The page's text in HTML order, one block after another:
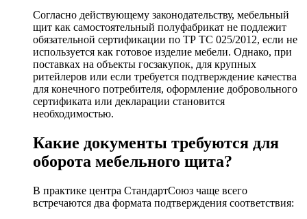
Согласно действующему законодательству, мебельный
щит как самостоятельный полуфабрикат не подлежит
обязательной сертификации по ТР ТС 025/2012, если не
используется как готовое изделие мебели. Однако, при
поставках на объекты госзакупок, для крупных
ритейлеров или если требуется подтверждение качества
для конечного потребителя, оформление добровольного
сертификата или декларации становится
необходимостью.
Какие документы требуются для
оборота мебельного щита?
В практике центра СтандартСоюз чаще всего
встречаются два формата подтверждения соответствия: